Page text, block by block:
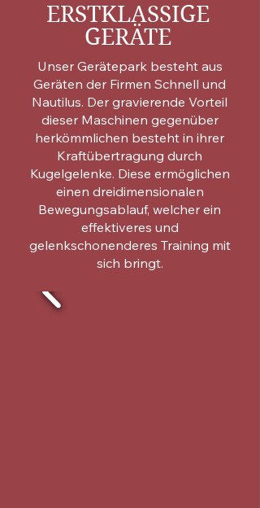
ERSTKLASSIGE
GERÄTE
Unser Gerätepark besteht aus
Geräten der Firmen Schnell und
Nautilus. Der gravierende Vorteil
dieser Maschinen gegenüber
herkömmlichen besteht in ihrer
Kraftübertragung durch
Kugelgelenke. Diese ermöglichen
einen dreidimensionalen
Bewegungsablauf, welcher ein
effektiveres und
gelenkschonenderes Training mit
sich bringt.